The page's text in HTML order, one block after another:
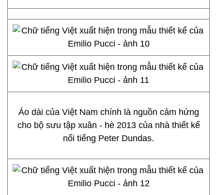
Áo dài của Việt Nam chính là nguồn cảm hứng
cho bộ sưu tập xuân - hè 2013 của nhà thiết kế
nổi tiếng Peter Dundas.